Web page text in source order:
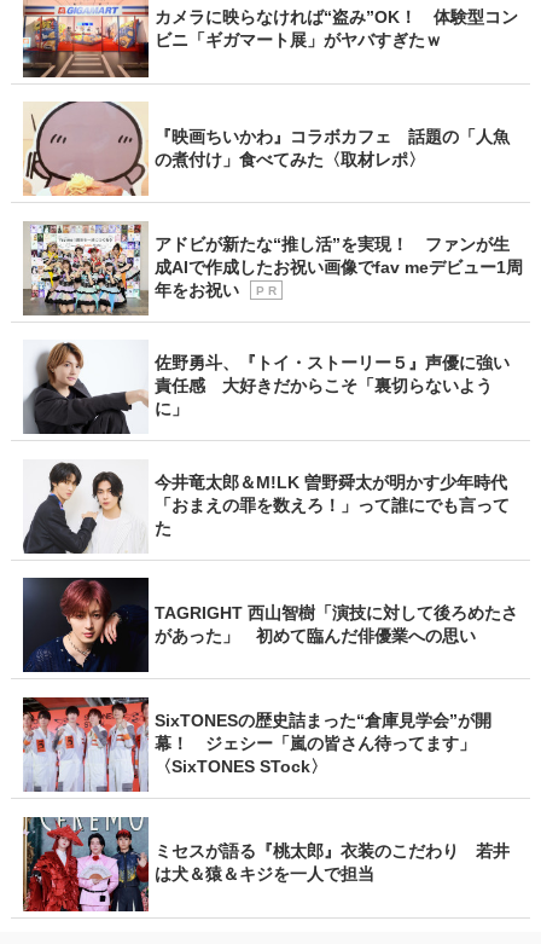
カメラに映らなければ“盗み”OK！ 体験型コン
ビニ「ギガマート展」がヤバすぎたｗ
『映画ちいかわ』コラボカフェ 話題の「人魚
の煮付け」食べてみた〈取材レポ〉
アドビが新たな“推し活”を実現！ ファンが生
成AIで作成したお祝い画像でfav meデビュー1周
年をお祝い
P R
佐野勇斗、『トイ・ストーリー５』声優に強い
責任感 大好きだからこそ「裏切らないよう
に」
今井竜太郎＆M!LK 曽野舜太が明かす少年時代
「おまえの罪を数えろ！」って誰にでも言って
た
TAGRIGHT 西山智樹「演技に対して後ろめたさ
があった」 初めて臨んだ俳優業への思い
SixTONESの歴史詰まった“倉庫見学会”が開
幕！ ジェシー「嵐の皆さん待ってます」
〈SixTONES STock〉
ミセスが語る『桃太郎』衣装のこだわり 若井
は犬＆猿＆キジを一人で担当